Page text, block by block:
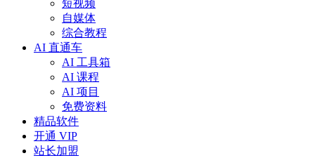
短视频
自媒体
综合教程
AI 直通车
AI 工具箱
AI 课程
AI 项目
免费资料
精品软件
开通 VIP
站长加盟